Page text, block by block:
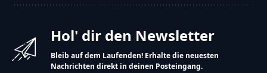
Hol' dir den Newsletter
Bleib auf dem Laufenden! Erhalte die neuesten
Nachrichten direkt in deinen Posteingang.